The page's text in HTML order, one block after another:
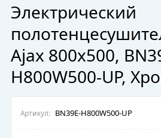
Электрический
Ajax 800x500,
H800W500-UP,
Артикул: BN39E-H800W500-UP